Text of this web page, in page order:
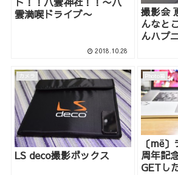
雲満喫ドライブ〜
2018.10.28
撮影会
んなと
んハプ
カメラ
LS deco撮影ボックス
Photo箱
〔më
周年記
GETし